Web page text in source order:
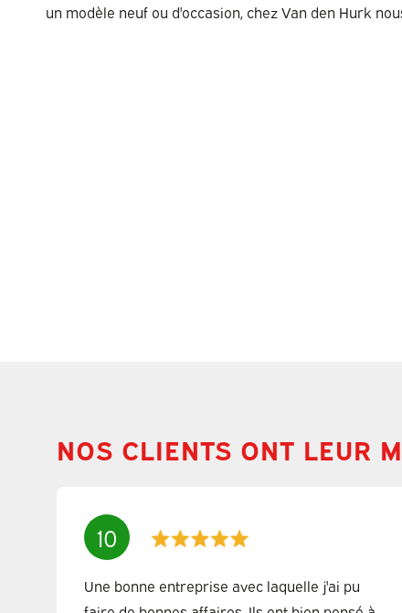
un modèle neuf ou d'occasion, chez Van den Hurk
NOS CLIENTS ONT LEUR
10
Une bonne entreprise avec laquelle j'ai pu